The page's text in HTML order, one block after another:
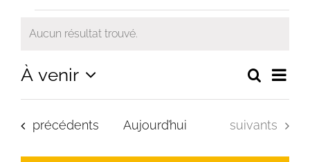
Évènements
Notice
Aucun résultat trouvé.
Recherche
Évènements
vues
Liste
À venir
Sélectionnez
date.
Évènements
précédents Aujourd’hui Évènements
suivants